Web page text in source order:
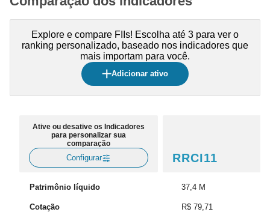
Explore e compare FIIs! Escolha até 3 para ver o
ranking personalizado, baseado nos indicadores que
mais importam para você.
Adicionar ativo
Ative ou desative os Indicadores
para personalizar sua
comparação
Configurar
Patrimônio líquido
Cotação
RRCI11
37,4 M
R$ 79,71